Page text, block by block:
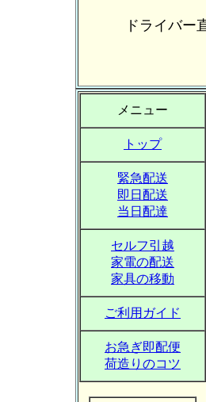
ドライバー
メニュー
トップ
緊急配送
即日配送
当日配達
セルフ引越
家電の配送
家具の移動
ご利用ガイド
お急ぎ即配便
荷造りのコツ